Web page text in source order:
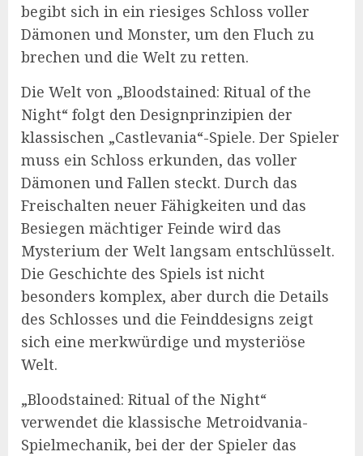
begibt sich in ein riesiges Schloss voller
Dämonen und Monster, um den Fluch zu
brechen und die Welt zu retten.
Die Welt von „Bloodstained: Ritual of the
Night“ folgt den Designprinzipien der
klassischen „Castlevania“-Spiele. Der Spieler
muss ein Schloss erkunden, das voller
Dämonen und Fallen steckt. Durch das
Freischalten neuer Fähigkeiten und das
Besiegen mächtiger Feinde wird das
Mysterium der Welt langsam entschlüsselt.
Die Geschichte des Spiels ist nicht
besonders komplex, aber durch die Details
des Schlosses und die Feinddesigns zeigt
sich eine merkwürdige und mysteriöse
Welt.
„Bloodstained: Ritual of the Night“
verwendet die klassische Metroidvania-
Spielmechanik, bei der der Spieler das